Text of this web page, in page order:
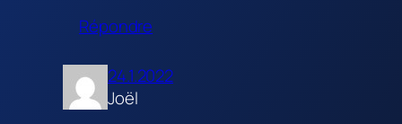
Répondre
24.1.2022
Joël